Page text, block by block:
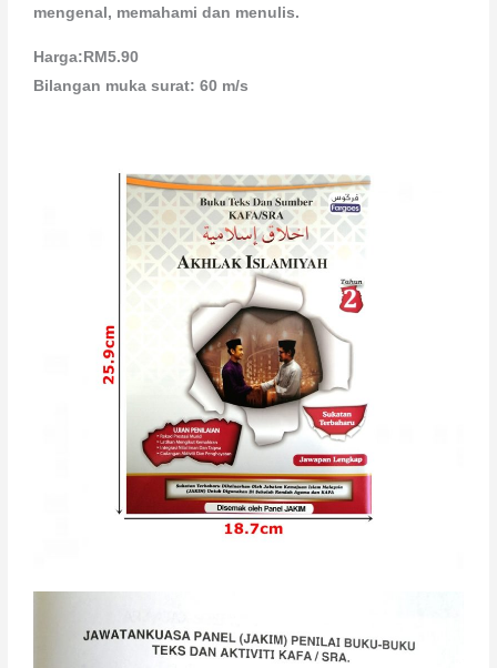
mengenal, memahami dan menulis.
Harga:RM5.90
Bilangan muka surat: 60 m/s